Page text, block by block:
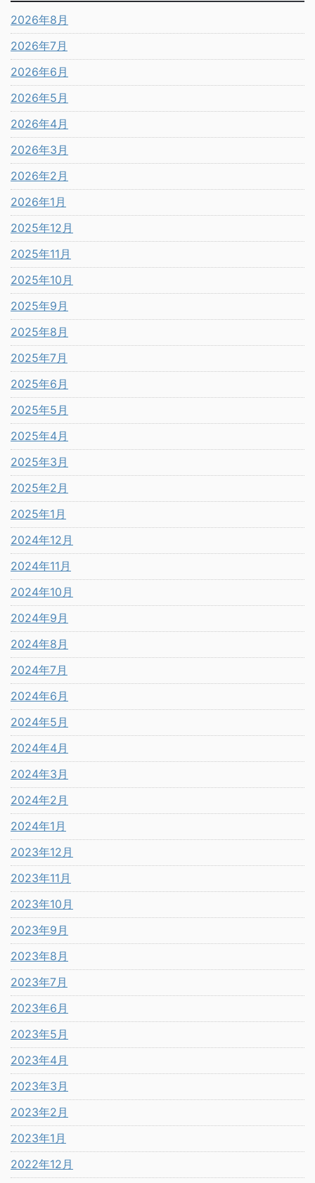
2026年8月
2026年7月
2026年6月
2026年5月
2026年4月
2026年3月
2026年2月
2026年1月
2025年12月
2025年11月
2025年10月
2025年9月
2025年8月
2025年7月
2025年6月
2025年5月
2025年4月
2025年3月
2025年2月
2025年1月
2024年12月
2024年11月
2024年10月
2024年9月
2024年8月
2024年7月
2024年6月
2024年5月
2024年4月
2024年3月
2024年2月
2024年1月
2023年12月
2023年11月
2023年10月
2023年9月
2023年8月
2023年7月
2023年6月
2023年5月
2023年4月
2023年3月
2023年2月
2023年1月
2022年12月